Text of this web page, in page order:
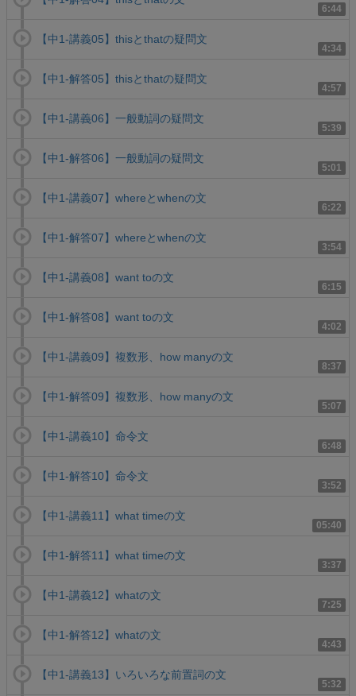
6:44
4:34
【中1-講義05】thisとthatの疑問文
4:57
【中1-解答05】thisとthatの疑問文
5:39
【中1-講義06】一般動詞の疑問文
5:01
【中1-解答06】一般動詞の疑問文
6:22
【中1-講義07】whereとwhenの文
3:54
【中1-解答07】whereとwhenの文
6:15
【中1-講義08】want toの文
4:02
【中1-解答08】want toの文
8:37
【中1-講義09】複数形、how manyの文
5:07
【中1-解答09】複数形、how manyの文
6:48
【中1-講義10】命令文
3:52
【中1-解答10】命令文
05:40
【中1-講義11】what timeの文
3:37
【中1-解答11】what timeの文
7:25
【中1-講義12】whatの文
4:43
【中1-解答12】whatの文
5:32
【中1-講義13】いろいろな前置詞の文